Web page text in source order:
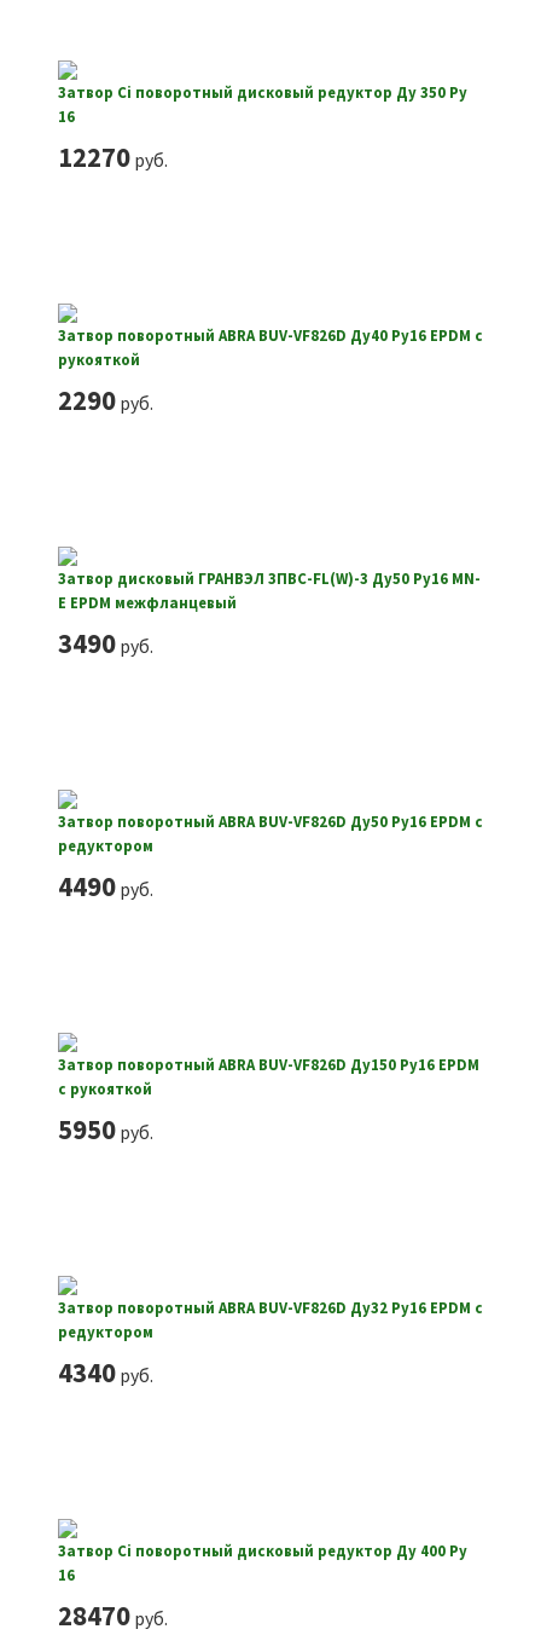
Затвор Ci поворотный дисковый редуктор Ду 350 Ру
16
12270руб.
Затвор поворотный ABRA BUV-VF826D Ду40 Ру16 EPDM с
рукояткой
2290руб.
Затвор дисковый ГРАНВЭЛ ЗПВС-FL(W)-3 Ду50 Ру16 MN-
E EPDM межфланцевый
3490руб.
Затвор поворотный ABRA BUV-VF826D Ду50 Ру16 EPDM с
редуктором
4490руб.
Затвор поворотный ABRA BUV-VF826D Ду150 Ру16 EPDM
с рукояткой
5950руб.
Затвор поворотный ABRA BUV-VF826D Ду32 Ру16 EPDM с
редуктором
4340руб.
Затвор Ci поворотный дисковый редуктор Ду 400 Ру
16
28470руб.